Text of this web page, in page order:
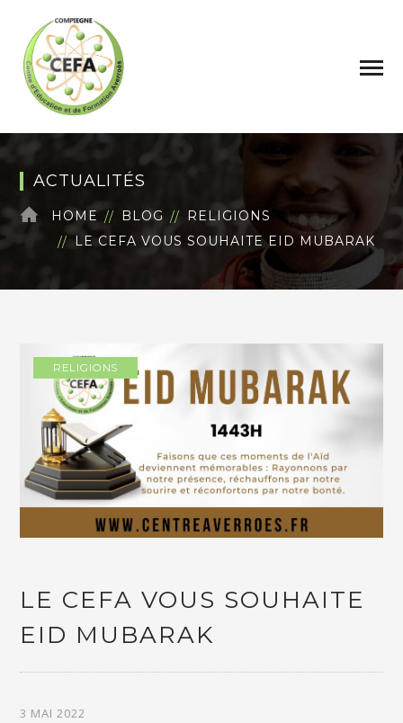
ACTUALITÉS
HOME BLOG
RELIGIONS
LE CEFA VOUS SOUHAITE EID MUBARAK
RELIGIONS
LE CEFA VOUS SOUHAITE
EID MUBARAK
3 MAI 2022